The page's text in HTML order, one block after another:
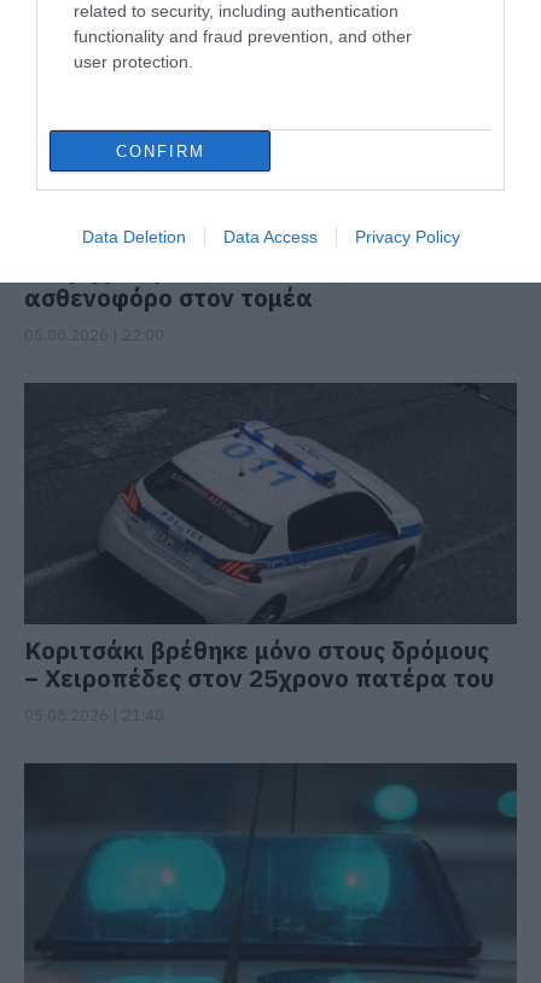
related to security, including authentication
functionality and fraud prevention, and other
user protection.
CONFIRM
Data Deletion Data Access Privacy Policy
Ενισχύεται το ΕΚΑΒ Μαντουδίου με δύο
ασθενοφόρο στον τομέα
Κοριτσάκι βρέθηκε μόνο στους δρόμους
– Χειροπέδες στον 25χρονο πατέρα του